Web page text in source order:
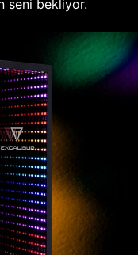
seni bekliyor.